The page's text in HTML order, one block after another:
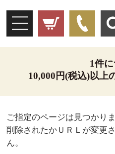
1件
10,000円(税込)以上
ご指定のページは見つかりま
削除されたかＵＲＬが変更
ん。